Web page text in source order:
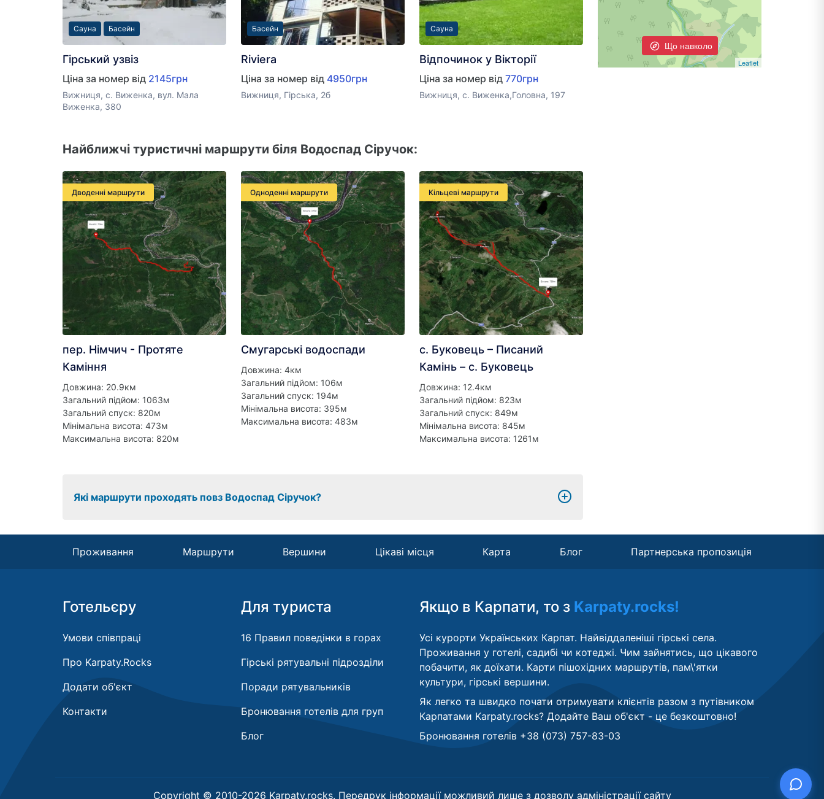
Сауна Басейн
Гірський узвіз
Ціна за номер від 2145грн
Вижниця, с. Виженка, вул. Мала
Виженка, 380
Басейн
Riviera
Ціна за номер від 4950грн
Вижниця, Гірська, 2б
Сауна
Відпочинок у Вікторії
Ціна за номер від 770грн
Вижниця, с. Виженка,Головна, 197
Найближчі туристичні маршрути біля Водоспад Сіручок:
Дводенні маршрути
пер. Німчич - Протяте
Каміння
Довжина: 20.9км
Загальний підйом: 1063м
Загальний спуск: 820м
Мінімальна висота: 473м
Максимальна висота: 820м
Одноденні маршрути
Смугарські водоспади
Довжина: 4км
Загальний підйом: 106м
Загальний спуск: 194м
Мінімальна висота: 395м
Максимальна висота: 483м
Кільцеві маршрути
с. Буковець – Писаний
Камінь – с. Буковець
Довжина: 12.4км
Загальний підйом: 823м
Загальний спуск: 849м
Мінімальна висота: 845м
Максимальна висота: 1261м
Які маршрути проходять повз Водоспад Сіручок?
Що навколо
Leaflet
Проживання Маршрути Вершини Цікаві місця Карта Блог Партнерська пропозиція
Готельєру
Умови співпраці
Про Karpaty.Rocks
Додати об'єкт
Контакти
Для туриста
16 Правил поведінки в горах
Гірські рятувальні підрозділи
Поради рятувальників
Бронювання готелів для груп
Блог
Якщо в Карпати, то з Karpaty.rocks!
Усі курорти Українських Карпат. Найвіддаленіші гірські села.
Проживання у готелі, садибі чи котеджі. Чим зайнятись, що цікавого
побачити, як доїхати. Карти пішохідних маршрутів, пам\'ятки
культури, гірські вершини.
Як легко та швидко почати отримувати клієнтів разом з путівником
Карпатами Karpaty.rocks? Додайте Ваш об'єкт - це безкоштовно!
Бронювання готелів +38 (073) 757-83-03
Copyright © 2010-2026 Karpaty.rocks. Передрук інформації можливий лише з дозволу адміністрації сайту